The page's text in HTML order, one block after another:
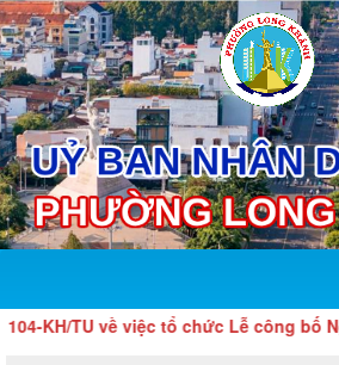
TU về việc tổ chức Lễ công bố